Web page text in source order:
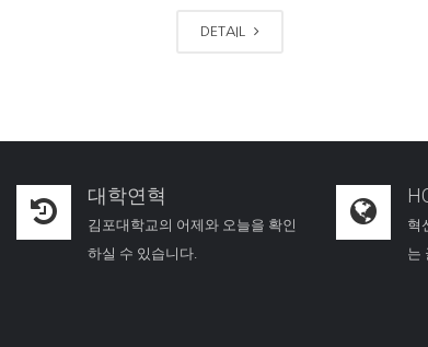
DETAIL
대학연혁
김포대학교의 어제와 오늘을 확인
하실 수 있습니다.
혁
는